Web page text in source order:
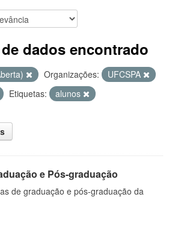
dados encontrado
Organizações:
UFCSPA
Etiquetas:
alunos
e Pós-graduação
de graduação e pós-graduação da